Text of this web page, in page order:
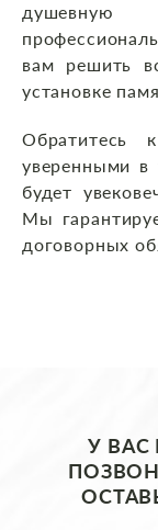
душевную
вам решить
установке
Обратитесь
уверенными в
будет
Мы
договорных
У